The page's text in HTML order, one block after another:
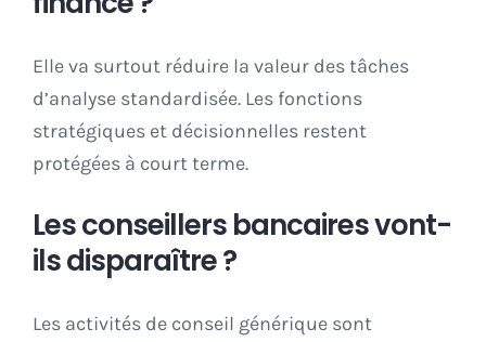
Elle va surtout réduire la valeur des tâches
d’analyse standardisée. Les fonctions
stratégiques et décisionnelles restent
protégées à court terme.
Les conseillers bancaires vont-
ils disparaître ?
Les activités de conseil générique sont